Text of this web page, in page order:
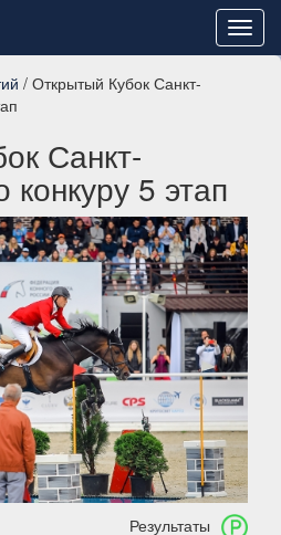
/ Открытый Кубок Санкт-
Санкт-
конкуру 5 этап
Результаты